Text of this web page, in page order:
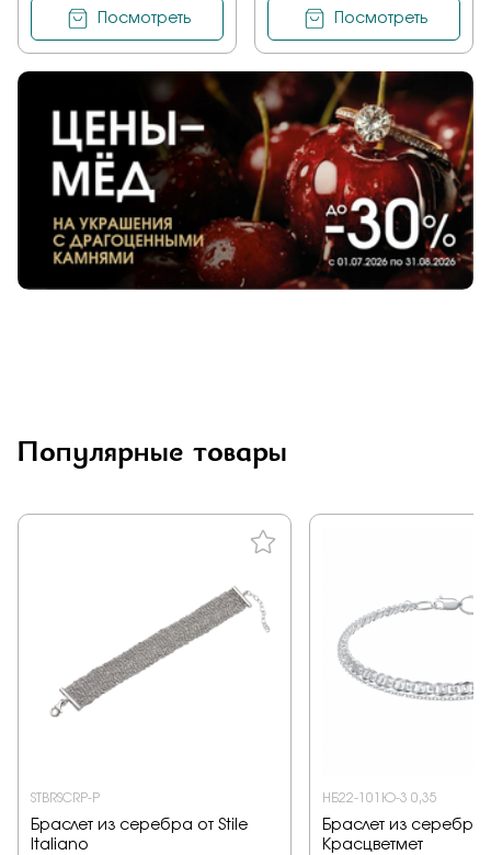
Посмотреть Посмотреть
Популярные товары
STBRSCRP-P
Браслет из серебра от Stile
Italiano
НБ22-101Ю-3 0,35
Браслет из серебра
Красцветмет